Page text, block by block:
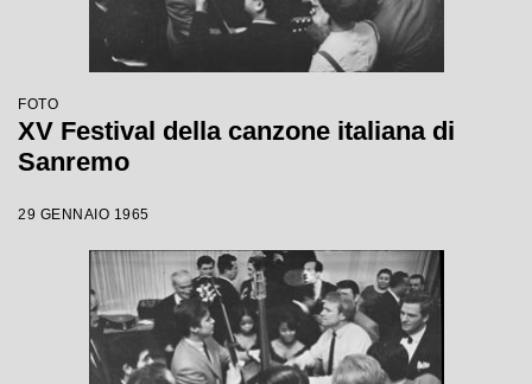
FOTO
XV Festival della canzone italiana di
Sanremo
29 GENNAIO 1965